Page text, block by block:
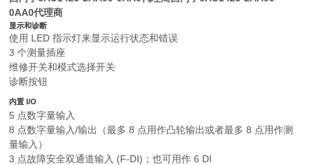
0AA0代理商
显示和诊断
使用 LED 指示灯来显示运行状态和错误
3 个测量插座
维修开关和模式选择开关
诊断按钮
内置 I/O
5 点数字量输入
8 点数字量输入/输出（最多 8 点用作凸轮输出或者最多 8 点用作测
量输入）
3 点故障安全双通道输入 (F-DI)；也可用作 6 DI